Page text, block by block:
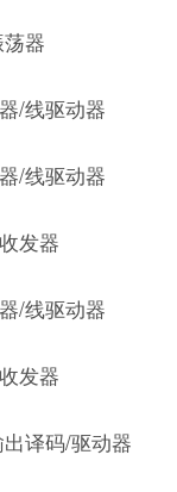
器
线驱动器
线驱动器
发器
线驱动器
发器
译码/驱动器